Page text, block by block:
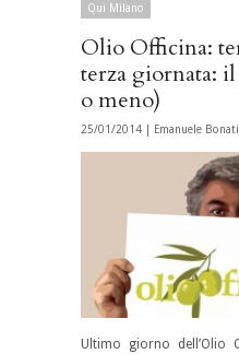
Qui Milano
Olio Officina:
terza giornata:
o meno)
25/01/2014 | Emanuele Bonati
Ultimo giorno dell’Olio